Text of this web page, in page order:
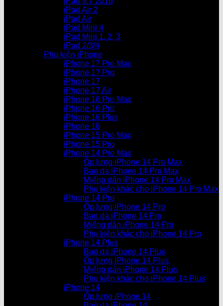
iPad Air 2
iPad Air
iPad Mini 4
iPad Mini 1, 2, 3
iPad 2/3/4
Phụ kiện iPhone
iPhone 17 Pro Max
iPhone 17 Pro
iPhone 17
iPhone 17 Air
iPhone 16 Pro Max
iPhone 16 Pro
iPhone 16 Plus
iPhone 16
iPhone 15 Pro Max
iPhone 15 Pro
iPhone 14 Pro Max
Ốp lưng iPhone 14 Pro Max
Bao da iPhone 14 Pro Max
Miếng dán iPhone 14 Pro Max
Phụ kiện khác cho iPhone 14 Pro Max
iPhone 14 Pro
Ốp lưng iPhone 14 Pro
Bao da iPhone 14 Pro
Miếng dán iPhone 14 Pro
Phụ kiện khác cho iPhone 14 Pro
iPhone 14 Plus
Bao da iPhone 14 Plus
Ốp lưng iPhone 14 Plus
Miếng dán iPhone 14 Plus
Phụ kiện khác cho iPhone 14 Plus
iPhone 14
Ốp lưng iPhone 14